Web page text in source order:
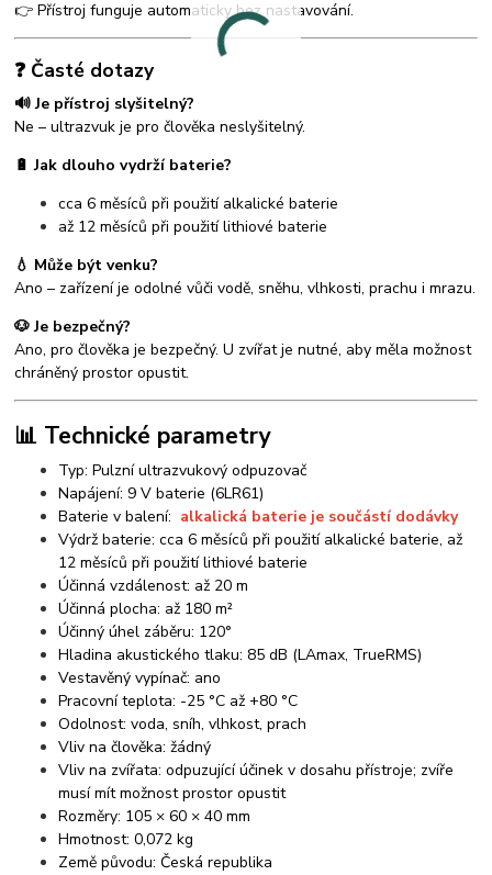
👉 Přístroj funguje automaticky bez nastavování.
❓ Časté dotazy
🔊 Je přístroj slyšitelný?
Ne – ultrazvuk je pro člověka neslyšitelný.
🔋 Jak dlouho vydrží baterie?
cca 6 měsíců při použití alkalické baterie
až 12 měsíců při použití lithiové baterie
💧 Může být venku?
Ano – zařízení je odolné vůči vodě, sněhu, vlhkosti, prachu i mrazu.
🐶 Je bezpečný?
Ano, pro člověka je bezpečný. U zvířat je nutné, aby měla možnost
chráněný prostor opustit.
📊 Technické parametry
Typ: Pulzní ultrazvukový odpuzovač
Napájení: 9 V baterie (6LR61)
Baterie v balení: alkalická baterie je součástí dodávky
Výdrž baterie: cca 6 měsíců při použití alkalické baterie, až
12 měsíců při použití lithiové baterie
Účinná vzdálenost: až 20 m
Účinná plocha: až 180 m²
Účinný úhel záběru: 120°
Hladina akustického tlaku: 85 dB (LAmax, TrueRMS)
Vestavěný vypínač: ano
Pracovní teplota: -25 °C až +80 °C
Odolnost: voda, sníh, vlhkost, prach
Vliv na člověka: žádný
Vliv na zvířata: odpuzující účinek v dosahu přístroje; zvíře
musí mít možnost prostor opustit
Rozměry: 105 × 60 × 40 mm
Hmotnost: 0,072 kg
Země původu: Česká republika